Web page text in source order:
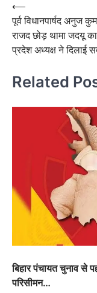
Post
navigation
⟵
पूर्व विधानपार्षद अनुज
राजद छोड़ थामा जदयू
प्रदेश अध्यक्ष ने दिलाई
Related
बिहार पंचायत चुनाव से
परिसीमन…